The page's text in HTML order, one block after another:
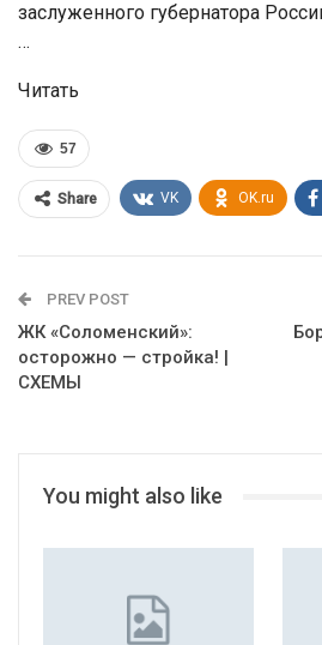
заслуженного губернатора
…
Читать
57
Share VK OK.ru
PREV POST
ЖК «Соломенский»:
осторожно — стройка! |
СХЕМЫ
You might also like